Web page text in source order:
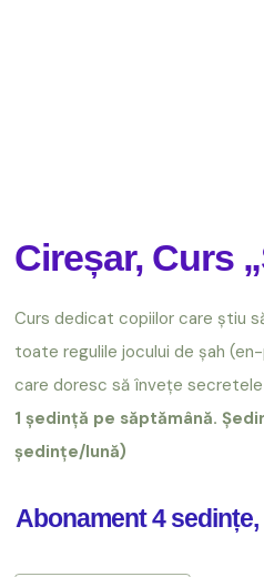
Cireșar, Curs
Curs dedicat copiilor care știu
toate regulile jocului de șah
care doresc să învețe secretele
1 ședință pe săptămână.
ședințe/lună)
Abonament 4